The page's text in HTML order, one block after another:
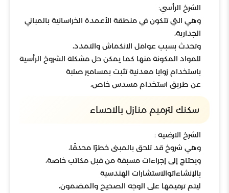
الشرخ الرأسي:
وهي التي تتكون في منطقة الأعمدة الخراسانية بالمباني
الجدارية،
وتحدث بسبب عوامل الانكماش والتمدد،
للمواد المكونة منها كما يمكن حل مشكلة الشروخ الرأسية
باستخدام زوايا معدنية تثبت بمسامير صلبة
عن طريق استخدام مسدس خاص،
سكنك لترميم منازل بالاحساء
الشرخ الارضية :
وهي شروخ قد تلحق بالمبنى خطرًا محدقًا،
ويحتاج إلى إجراءات مسبقة من قبل مكاتب خاصة،
بالإنشاءاتوالاستشارات الهندسية
ليتم ترميمها على الوجه الصحيح والمضمون،